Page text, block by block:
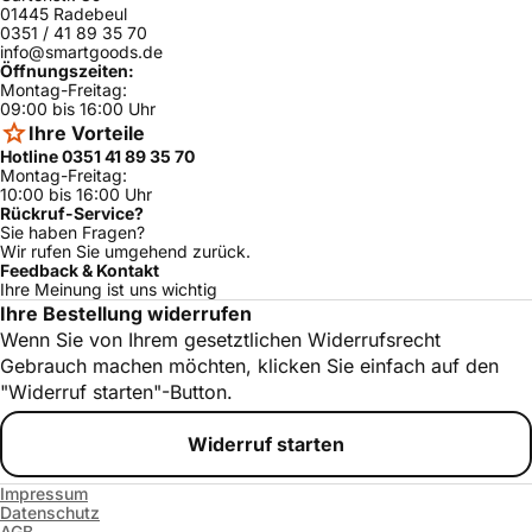
01445 Radebeul
0351 / 41 89 35 70
info@smartgoods.de
Öffnungszeiten:
Montag-Freitag:
09:00 bis 16:00 Uhr
Ihre Vorteile
Hotline 0351 41 89 35 70
Montag-Freitag:
10:00 bis 16:00 Uhr
Rückruf-Service?
Sie haben Fragen?
Wir rufen Sie umgehend zurück.
Feedback & Kontakt
Ihre Meinung ist uns wichtig
Ihre Bestellung widerrufen
Wenn Sie von Ihrem gesetztlichen Widerrufsrecht
Gebrauch machen möchten, klicken Sie einfach auf den
"Widerruf starten"-Button.
Widerruf starten
Impressum
Datenschutz